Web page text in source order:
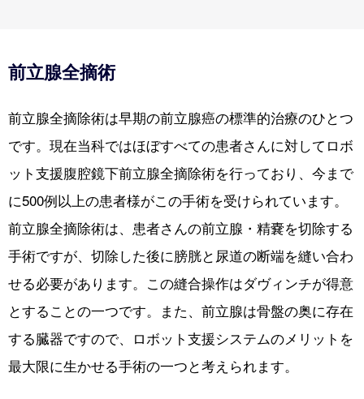
前立腺全摘術
前立腺全摘除術は早期の前立腺癌の標準的治療のひとつ
です。現在当科ではほぼすべての患者さんに対してロボ
ット支援腹腔鏡下前立腺全摘除術を行っており、今まで
に500例以上の患者様がこの手術を受けられています。
前立腺全摘除術は、患者さんの前立腺・精嚢を切除する
手術ですが、切除した後に膀胱と尿道の断端を縫い合わ
せる必要があります。この縫合操作はダヴィンチが得意
とすることの一つです。また、前立腺は骨盤の奥に存在
する臓器ですので、ロボット支援システムのメリットを
最大限に生かせる手術の一つと考えられます。